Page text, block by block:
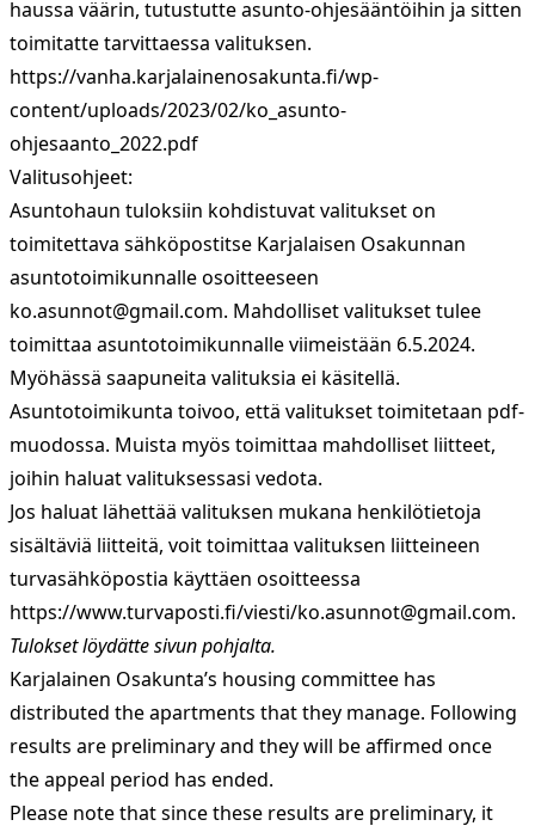
haussa väärin, tutustutte asunto-ohjesääntöihin ja sitten
toimitatte tarvittaessa valituksen.
https://vanha.karjalainenosakunta.fi/wp-
content/uploads/2023/02/ko_asunto-
ohjesaanto_2022.pdf
Valitusohjeet:
Asuntohaun tuloksiin kohdistuvat valitukset on
toimitettava sähköpostitse Karjalaisen Osakunnan
asuntotoimikunnalle osoitteeseen
ko.asunnot@gmail.com. Mahdolliset valitukset tulee
toimittaa asuntotoimikunnalle viimeistään 6.5.2024.
Myöhässä saapuneita valituksia ei käsitellä.
Asuntotoimikunta toivoo, että valitukset toimitetaan pdf-
muodossa. Muista myös toimittaa mahdolliset liitteet,
joihin haluat valituksessasi vedota.
Jos haluat lähettää valituksen mukana henkilötietoja
sisältäviä liitteitä, voit toimittaa valituksen liitteineen
turvasähköpostia käyttäen osoitteessa
https://www.turvaposti.fi/viesti/ko.asunnot@gmail.com.
Tulokset löydätte sivun pohjalta.
Karjalainen Osakunta’s housing committee has
distributed the apartments that they manage. Following
results are preliminary and they will be affirmed once
the appeal period has ended.
Please note that since these results are preliminary, it